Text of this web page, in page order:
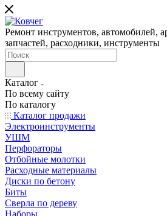
Ремонт инструментов, автомобилей,
запчастей, расходники, инструменты
Каталог
По всему сайту
По каталогу
Каталог продажи
Электроинструменты
УШМ
Перфораторы
Отбойные молотки
Расходные материалы
Диски по бетону
Биты
Сверла по дереву
Наборы